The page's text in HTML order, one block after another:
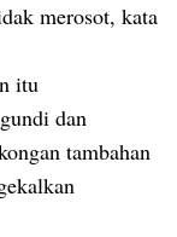
merosot, kata
itu
dan
tambahan